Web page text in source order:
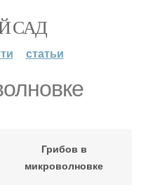
САД
статьи
Грибов в
микроволновке